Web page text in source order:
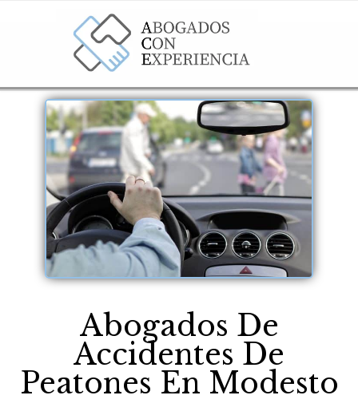
Abogados De
Accidentes De
Peatones En Modesto